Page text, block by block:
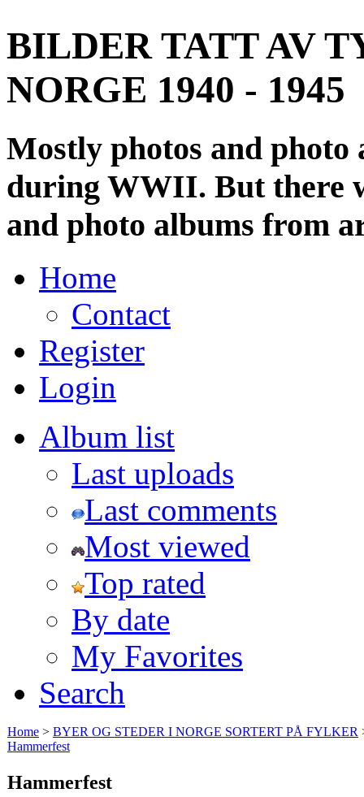
BILDER TATT AV
NORGE 1940 - 1945
Mostly photos and
during WWII. But there
and photo albums from
Home
Contact
Register
Login
Album list
Last uploads
Last comments
Most viewed
Top rated
By date
My Favorites
Search
Home > BYER OG STEDER I NORGE SORTERT PÅ FYLKER
Hammerfest
Hammerfest